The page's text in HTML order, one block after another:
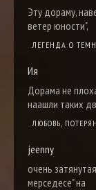
Эту дораму,
ветер юности",
ЛЕГЕНДА О
Ия
Дорама не
наашли таких
ЛЮБОВЬ,
jeenny
очень
мерседесе" на